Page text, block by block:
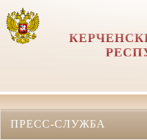
ПРЕСС-СЛУЖБА